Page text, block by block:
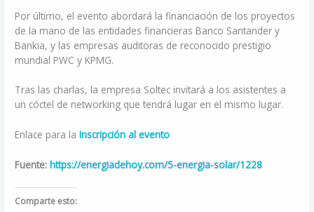
Por último, el evento abordará la financiación de los proyectos
de la mano de las entidades financieras Banco Santander y
Bankia, y las empresas auditoras de reconocido prestigio
mundial PWC y KPMG.
Tras las charlas, la empresa Soltec invitará a los asistentes a
un cóctel de networking que tendrá lugar en el mismo lugar.
Enlace para laInscripción al evento
Fuente: https://energiadehoy.com/5-energia-solar/1228
Comparte esto: